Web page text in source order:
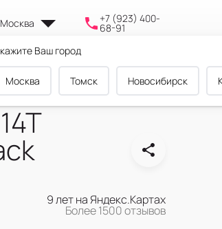
Москва
Ваш город
Москва Томск Новосибирск
+7 (923) 400-
68-91
0
Cравнение Корзина
9 лет на Яндекс.Картах
Более 1500 отзывов